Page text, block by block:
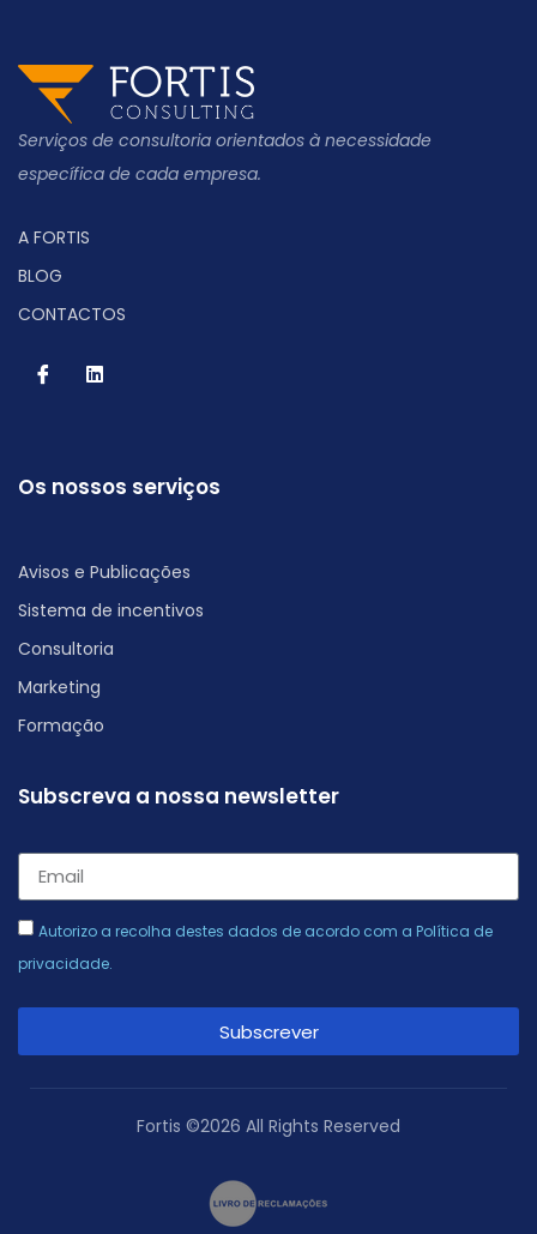
Serviços de consultoria orientados à necessidade
específica de cada empresa.
A FORTIS
BLOG
CONTACTOS
Os nossos serviços
Avisos e Publicações
Sistema de incentivos
Consultoria
Marketing
Formação
Subscreva a nossa newsletter
Autorizo a recolha destes dados de acordo com a Política de
privacidade.
Subscrever
Fortis ©2026 All Rights Reserved